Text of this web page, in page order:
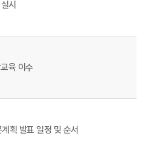
시
육 이수
획 발표 일정 및 순서